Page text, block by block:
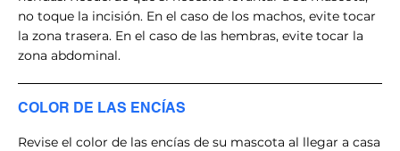
no toque la incisión. En el caso de los machos, evite tocar
la zona trasera. En el caso de las hembras, evite tocar la
zona abdominal.
COLOR DE LAS ENCÍAS
Revise el color de las encías de su mascota al llegar a casa